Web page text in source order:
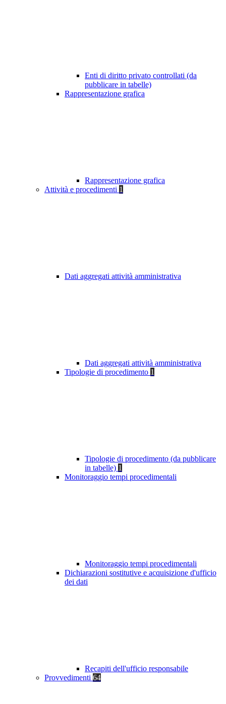
Enti di diritto privato controllati (da
pubblicare in tabelle)
Rappresentazione grafica
Rappresentazione grafica
Attività e procedimenti 1
Dati aggregati attività amministrativa
Dati aggregati attività amministrativa
Tipologie di procedimento 1
Tipologie di procedimento (da pubblicare
in tabelle) 1
Monitoraggio tempi procedimentali
Monitoraggio tempi procedimentali
Dichiarazioni sostitutive e acquisizione d'ufficio
dei dati
Recapiti dell'ufficio responsabile
Provvedimenti 64